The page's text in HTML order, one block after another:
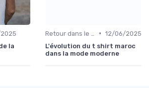
la
• 12/06/2025
L'évolution du t shirt maroc
dans la mode moderne